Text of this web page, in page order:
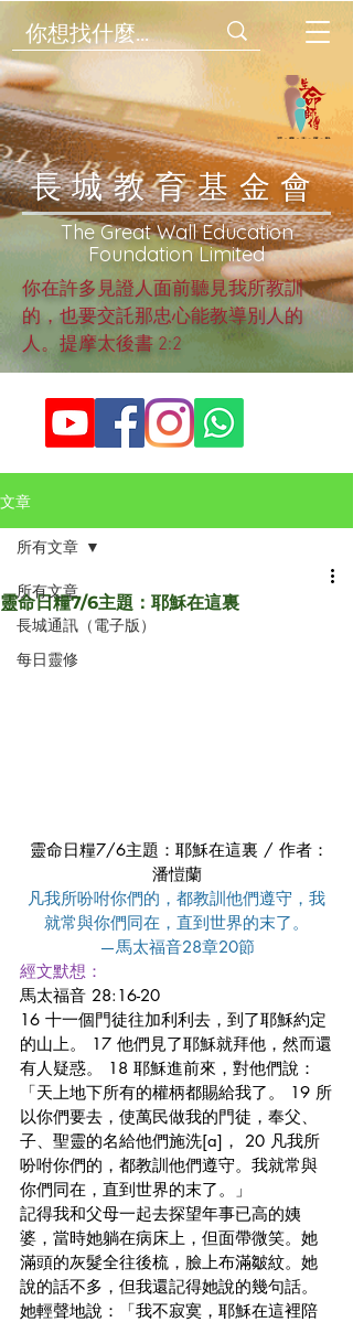
​長城教育基金會
​The Great Wall Education
Foundation Limited
你在許多見證人面前聽見我所教訓
的，也要交託那忠心能教導別人的
人。提摩太後書 2:2
文章
所有文章
長城通訊（電子版）
每日靈修
所有文章
靈命日糧7/6主題：耶穌在這裏
潘愷蘭
凡我所吩咐你們的，都教訓他們遵守，我
就常與你們同在，直到世界的末了。
—馬太福音28章20節
經文默想：
馬太福音 28:16-20
16 十一個門徒往加利利去，到了耶穌約定
的山上。 17 他們見了耶穌就拜他，然而還
有人疑惑。 18 耶穌進前來，對他們說：
「天上地下所有的權柄都賜給我了。 19 所
以你們要去，使萬民做我的門徒，奉父、
子、聖靈的名給他們施洗[a]， 20 凡我所
吩咐你們的，都教訓他們遵守。我就常與
你們同在，直到世界的末了。」
記得我和父母一起去探望年事已高的姨
婆，當時她躺在病床上，但面帶微笑。她
滿頭的灰髮全往後梳，臉上布滿皺紋。她
說的話不多，但我還記得她說的幾句話。
她輕聲地說：「我不寂寞，耶穌在這裡陪